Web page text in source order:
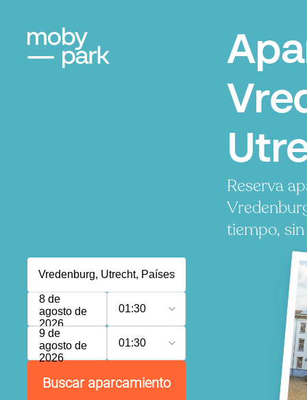
Reserva
tiempo,
8 de
agosto de
2026
01:30
9 de
agosto de
2026
01:30
Buscar aparcamiento